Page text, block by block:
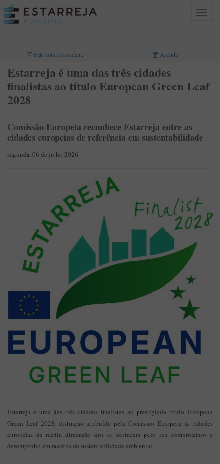
Toggle
Fale com a presidente Agenda
Estarreja é uma das três cidades
finalistas ao título European Green Leaf
2028
Comissão Europeia reconhece Estarreja entre as
cidades europeias de referência em sustentabilidade
segunda, 06 de julho 2026
Estarreja é uma das três cidades finalistas ao prestigiado título European
Green Leaf 2028, distinção atribuída pela Comissão Europeia às cidades
europeias de média dimensão que se destacam pelo seu compromisso e
desempenho em matéria de sustentabilidade ambiental.